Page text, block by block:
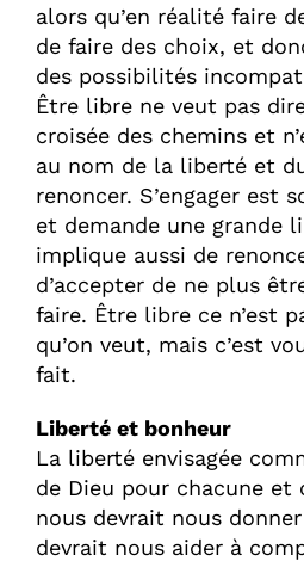
alors qu’en réalité faire
de faire des choix, et
des possibilités
Être libre ne veut pas
croisée des chemins et
au nom de la liberté et
renoncer. S’engager est
et demande une grande
implique aussi de
d’accepter de ne plus
faire. Être libre ce n’est
qu’on veut, mais c’est
fait.
Liberté et bonheur
La liberté envisagée
de Dieu pour chacune et
nous devrait nous
devrait nous aider à